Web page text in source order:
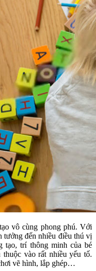
vô cùng phong phú. Với
tưởng đến nhiều điều thú vị
tạo, trí thông minh của bé
vào rất nhiều yếu tố.
vẽ hình, lắp ghép…